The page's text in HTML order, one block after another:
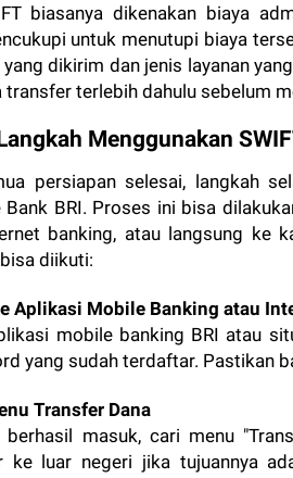
biasanya dikenakan biaya
untuk menutupi biaya
dikirim dan jenis layanan
transfer terlebih dahulu sebelum
Menggunakan
persiapan selesai, langkah
Bank BRI. Proses ini bisa
banking, atau langsung ke
diikuti:
Aplikasi Mobile Banking atau
mobile banking BRI atau
yang sudah terdaftar. Pastikan
Transfer Dana
berhasil masuk, cari menu
ke luar negeri jika tujuannya